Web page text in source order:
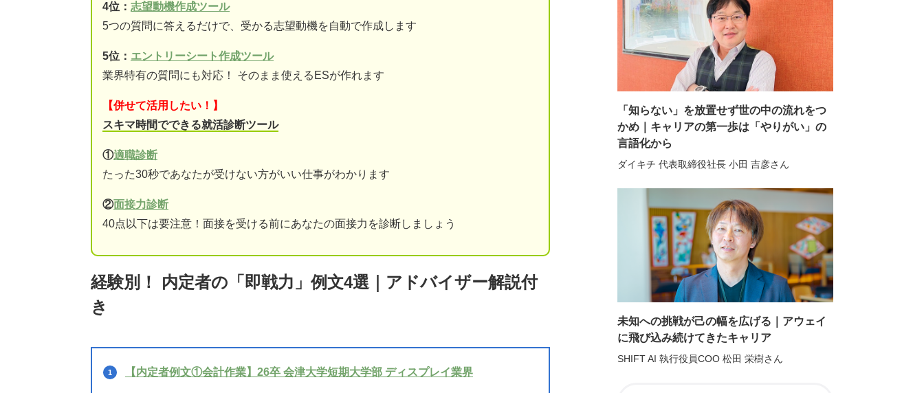
4位： 志望動機作成ツール
5つの質問に答えるだけで、受かる志望動機を自動で作成します
5位： エントリーシート作成ツール
業界特有の質問にも対応！ そのまま使えるESが作れます
【併せて活用したい！】
スキマ時間でできる就活診断ツール
①適職診断
たった30秒であなたが受けない方がいい仕事がわかります
②面接力診断
40点以下は要注意！面接を受ける前にあなたの面接力を診断しましょう
経験別！ 内定者の「即戦力」例文4選｜アドバイザー解説付
き
【内定者例文①会計作業】26卒 会津大学短期大学部 ディスプレイ業界
「知らない」を放置せず世の中の流れをつ
かめ｜キャリアの第一歩は「やりがい」の
言語化から
ダイキチ 代表取締役社長 小田 吉彦さん
未知への挑戦が己の幅を広げる｜アウェイ
に飛び込み続けてきたキャリア
SHIFT AI 執行役員COO 松田 栄樹さん